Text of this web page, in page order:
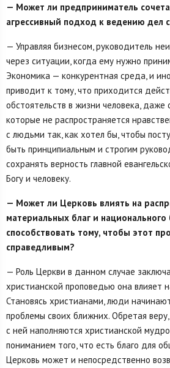
— Может ли предприниматель
агрессивный подход к ведению дел
— Управляя бизнесом, руководитель
через ситуации, когда ему нужно
Экономика — конкурентная среда, и
приводит к тому, что приходится
обстоятельств в жизни человека,
которые не распространяется
с людьми так, как хотел бы, чтобы
быть принципиальным и строгим
сохранять верность главной
Богу и человеку.
— Может ли Церковь влиять на
материальных благ и национального
способствовать тому, чтобы этот
справедливым?
— Роль Церкви в данном случае
христианской проповедью она влияет
Становясь христианами, люди
проблемы своих ближних. Обретая
с ней наполняются христианской
пониманием того, что есть благо для
Церковь может и непосредственно